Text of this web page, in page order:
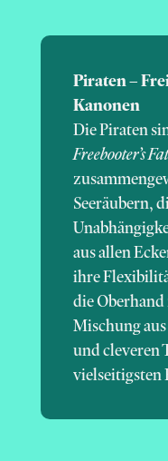
Piraten –
Kanonen
Die Piraten
Freebooter’s
Seeräubern,
aus allen
ihre
die
Mischung
und cleveren
vielseitigsten